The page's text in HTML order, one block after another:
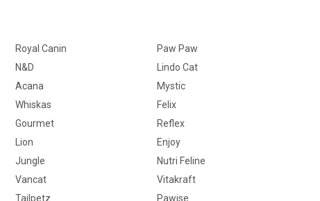
Royal Canin
Paw Paw
N&D
Lindo Cat
Acana
Mystic
Whiskas
Felix
Gourmet
Reflex
Lion
Enjoy
Jungle
Nutri Feline
Vancat
Vitakraft
Tailpetz
Pawise